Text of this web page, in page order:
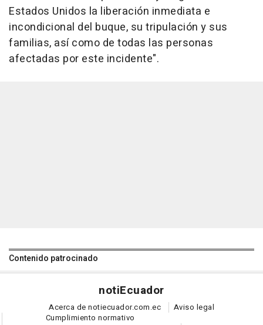
Estados Unidos la liberación inmediata e
incondicional del buque, su tripulación y sus
familias, así como de todas las personas
afectadas por este incidente".
Contenido patrocinado
notiEcuador
Acerca de notiecuador.com.ec
Aviso legal
Cumplimiento normativo